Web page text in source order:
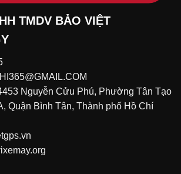
TMDV BẢO VIỆT
Nguyễn Cửu Phú, Phường Tân Tạo
Quận Bình Tân, Thành phố Hồ Chí